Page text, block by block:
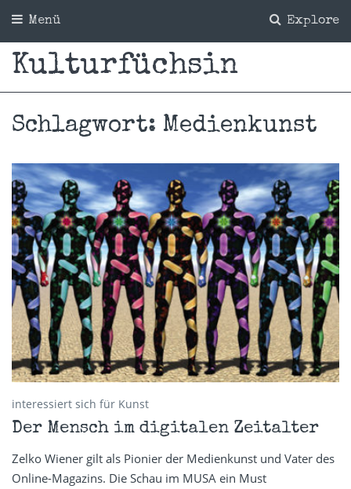
Explore
Menü
Kulturfüchsin
Schlagwort: Medienkunst
interessiert sich für Kunst
Der Mensch im digitalen Zeitalter
Zelko Wiener gilt als Pionier der Medienkunst und Vater des
Online-Magazins. Die Schau im MUSA ein Must